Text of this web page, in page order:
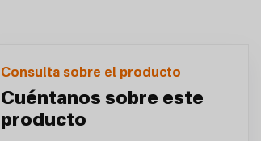
Consulta sobre el producto
Cuéntanos sobre este
producto